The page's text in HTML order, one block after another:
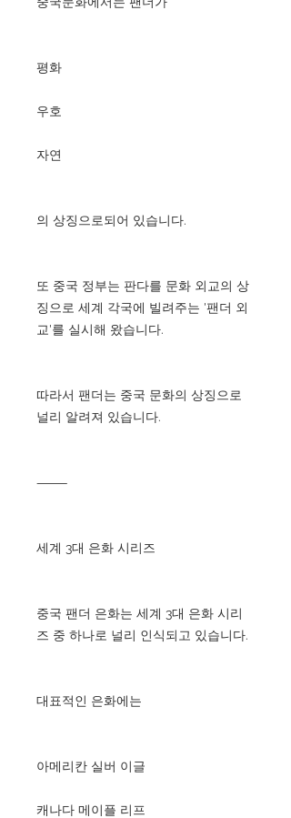
평화
우호
자연
의 상징으로되어 있습니다.
또 중국 정부는 판다를 문화 외교의 상
징으로 세계 각국에 빌려주는 '팬더 외
교'를 실시해 왔습니다.
따라서 팬더는 중국 문화의 상징으로
널리 알려져 있습니다.
⸻
세계 3대 은화 시리즈
중국 팬더 은화는 세계 3대 은화 시리
즈 중 하나로 널리 인식되고 있습니다.
대표적인 은화에는
아메리칸 실버 이글
캐나다 메이플 리프